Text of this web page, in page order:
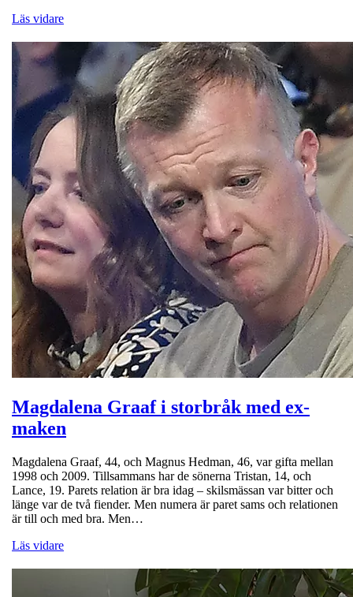
Läs vidare
Magdalena Graaf i storbråk med ex-
maken
Magdalena Graaf, 44, och Magnus Hedman, 46, var gifta mellan
1998 och 2009. Tillsammans har de sönerna Tristan, 14, och
Lance, 19. Parets relation är bra idag – skilsmässan var bitter och
länge var de två fiender. Men numera är paret sams och relationen
är till och med bra. Men…
Läs vidare